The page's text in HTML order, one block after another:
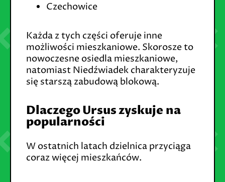
Czechowice
Każda z tych części oferuje inne
możliwości mieszkaniowe. Skorosze to
nowoczesne osiedla mieszkaniowe,
natomiast Niedźwiadek charakteryzuje
się starszą zabudową blokową.
Dlaczego Ursus zyskuje na
popularności
W ostatnich latach dzielnica przyciąga
coraz więcej mieszkańców.